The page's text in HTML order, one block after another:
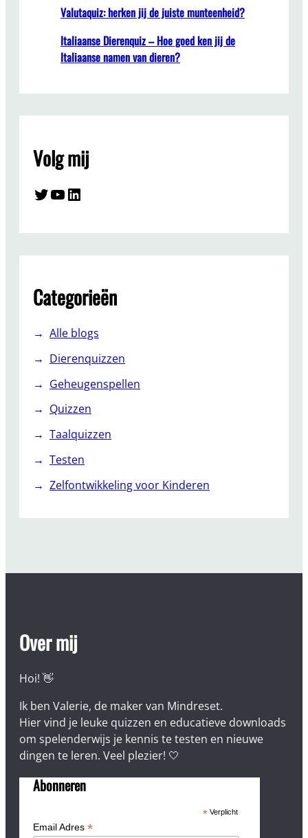
Valutaquiz: herken jij de juiste munteenheid?
Italiaanse Dierenquiz – Hoe goed ken jij de
Italiaanse namen van dieren?
Volg mij
Twitter YouTube LinkedIn
Categorieën
Alle blogs
Dierenquizzen
Geheugenspellen
Quizzen
Taalquizzen
Testen
Zelfontwikkeling voor Kinderen
Over mij
Hoi! 👋
Ik ben Valerie, de maker van Mindreset.
Hier vind je leuke quizzen en educatieve downloads
om spelenderwijs je kennis te testen en nieuwe
dingen te leren. Veel plezier! 🤍
Abonneren
*Verplicht
Email Adres *